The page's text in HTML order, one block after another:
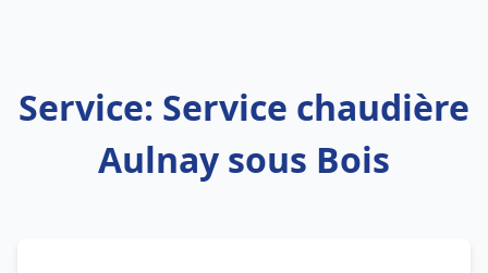
Service: Service chaudière
Aulnay sous Bois